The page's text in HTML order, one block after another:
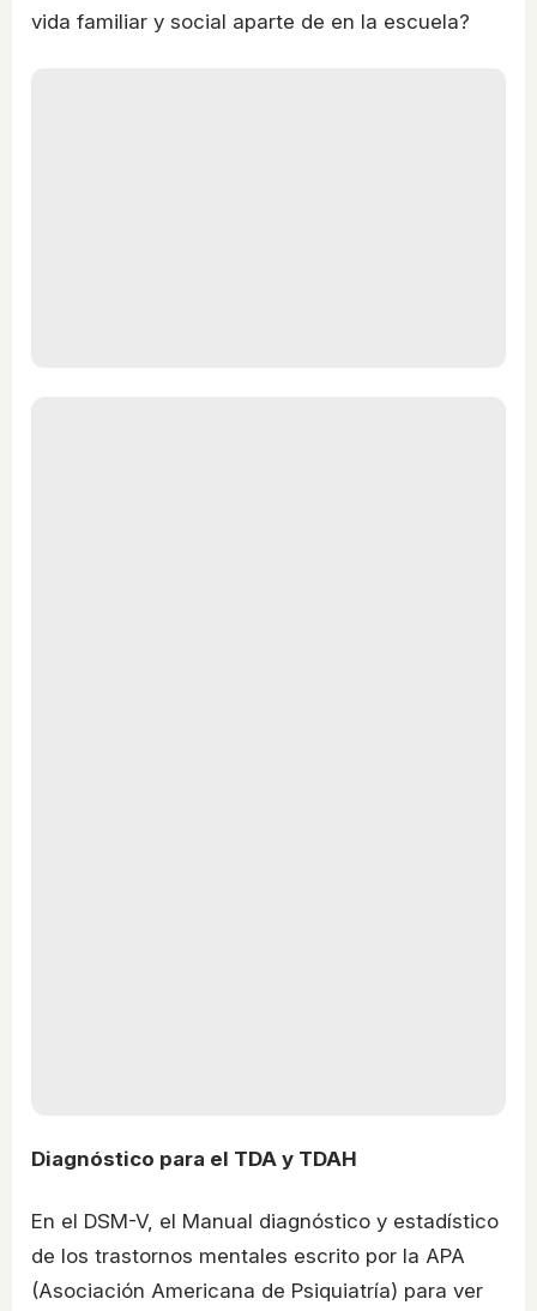
vida familiar y social aparte de en la escuela?
Diagnóstico para el TDA y TDAH
En el DSM-V, el Manual diagnóstico y estadístico
de los trastornos mentales escrito por la APA
(Asociación Americana de Psiquiatría) para ver